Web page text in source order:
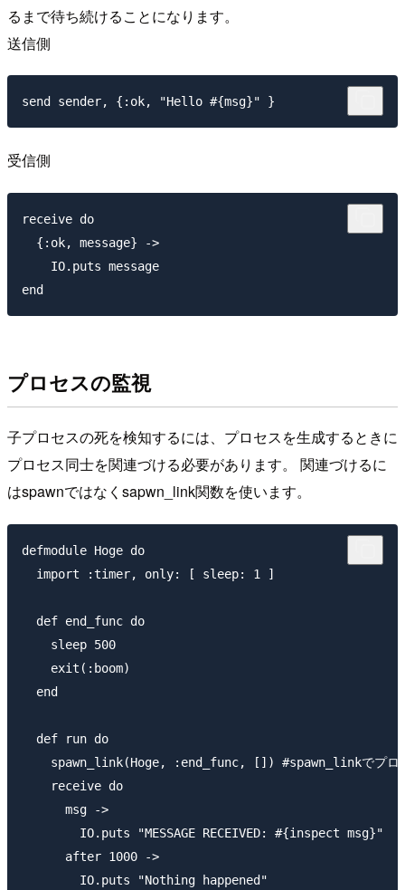
るまで待ち続けることになります。
送信側
受信側
receive do
  {:ok, message} ->
    IO.puts message
プロセスの監視
子プロセスの死を検知するには、プロセスを生成するときに
プロセス同士を関連づける必要があります。 関連づけるに
はspawnではなくsapwn_link関数を使います。
defmodule Hoge do
  import :timer, only: [ sleep: 1 ]
  def end_func do
    sleep 500
    exit(:boom)
  end
  def run do
spawn_link(Hoge, :end_func, []) #spawn_linkでプロ
    receive do
      msg ->
        IO.puts "MESSAGE RECEIVED: #{inspect msg}"
      after 1000 ->
        IO.puts "Nothing happened"